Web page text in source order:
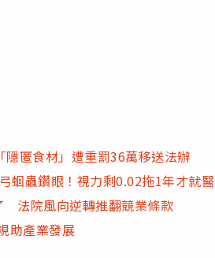
匿食材」遭重罰36萬移送法辦
蟲鑽眼！視力剩0.02拖1年才就醫
法院風向逆轉推翻競業條款
助產業發展